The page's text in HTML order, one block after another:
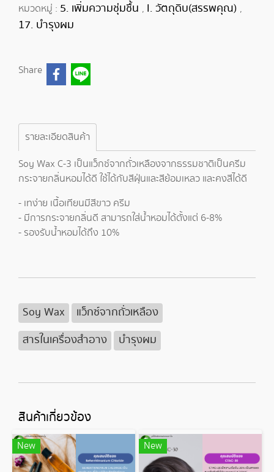
หมวดหมู่ : 5. เพิ่มความชุ่มชื้น , I. วัตถุดิบ(สรรพคุณ) ,
17. บำรุงผม
Share
รายละเอียดสินค้า
Soy Wax C-3 เป็นแว็กซ์จากถั่วเหลืองจากธรรมชาติเป็นครีม
กระจายกลิ่นหอมได้ดี ใช้ได้กับสีฝุ่นและสีย้อมเหลว และคงสีได้ดี
- เทง่าย เนื้อเทียนมีสีขาว ครีม
- มีการกระจายกลิ่นดี สามารถใส่น้ำหอมได้ตั้งแต่ 6-8%
- รองรับน้ำหอมได้ถึง 10%
Soy Wax
แว็กซ์จากถั่วเหลือง
สารในเครื่องสำอาง
บำรุงผม
สินค้าเกี่ยวข้อง
New New